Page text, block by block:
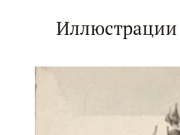
Иллюстрации